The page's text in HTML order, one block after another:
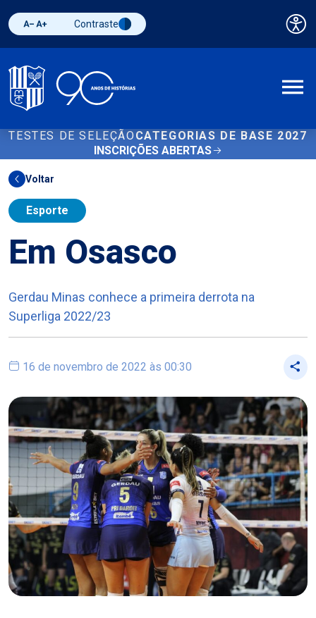
Diminuir fonte
Aumentar fonteAlternar contraste
Contraste
TESTES DE SELEÇÃO CATEGORIAS DE BASE 2027
INSCRIÇÕES ABERTAS
Voltar
Esporte
Em Osasco
Gerdau Minas conhece a primeira derrota na
Superliga 2022/23
16 de novembro de 2022 às 00:30